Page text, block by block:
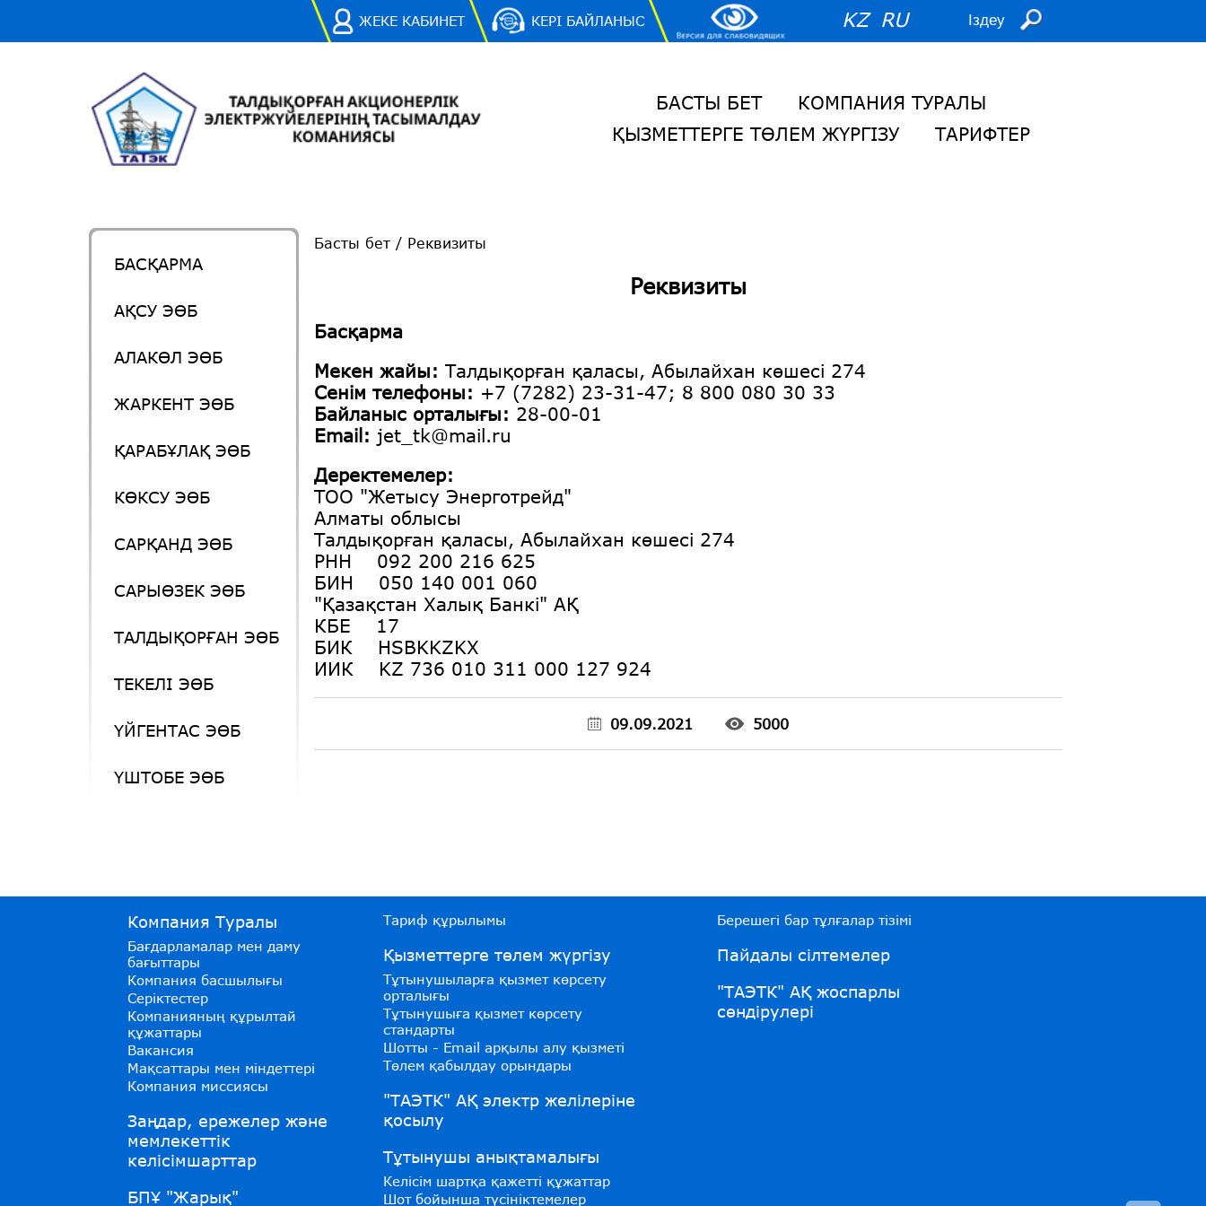
ЖЕКЕ КАБИНЕТ КЕРІ БАЙЛАНЫС KZ RU
БАСТЫ БЕТ
КОМПАНИЯ ТУРАЛЫ
ҚЫЗМЕТТЕРГЕ ТӨЛЕМ ЖҮРГІЗУ
ТАРИФТЕР
БАСҚАРМА
АҚСУ ЭӨБ
АЛАКӨЛ ЭӨБ
ЖАРКЕНТ ЭӨБ
ҚАРАБҰЛАҚ ЭӨБ
КӨКСУ ЭӨБ
САРҚАНД ЭӨБ
САРЫӨЗЕК ЭӨБ
ТАЛДЫҚОРҒАН ЭӨБ
ТЕКЕЛІ ЭӨБ
ҮЙГЕНТАС ЭӨБ
ҮШТОБЕ ЭӨБ
Басты бет / Реквизиты
Реквизиты
Басқарма
Мекен жайы: Талдықорған қаласы, Абылайхан көшесі 274
Сенім телефоны: +7 (7282) 23-31-47; 8 800 080 30 33
Байланыс орталығы: 28-00-01
Email: jet_tk@mail.ru
Деректемелер:
ТОО "Жетысу Энерготрейд"
Алматы облысы
Талдықорған қаласы, Абылайхан көшесі 274
РНН 092 200 216 625
БИН 050 140 001 060
"Қазақстан Халық Банкі" АҚ
КБЕ 17
БИК HSBKKZKX
ИИК KZ 736 010 311 000 127 924
09.09.2021 5000
Компания Туралы
Бағдарламалар мен даму
бағыттары
Компания басшылығы
Серіктестер
Компанияның құрылтай
құжаттары
Вакансия
Мақсаттары мен міндеттері
Компания миссиясы
Заңдар, ережелер және
мемлекеттік
келісімшарттар
БПҰ "Жарық"
Тариф құрылымы
Қызметтерге төлем жүргізу
Тұтынушыларға қызмет көрсету
орталығы
Тұтынушыға қызмет көрсету
стандарты
Шотты - Email арқылы алу қызметі
Төлем қабылдау орындары
"ТАЭТК" АҚ электр желілеріне
қосылу
Тұтынушы анықтамалығы
Келісім шартқа қажетті құжаттар
Шот бойынша түсініктемелер
Берешегі бар тұлғалар тізімі
Пайдалы сілтемелер
"ТАЭТК" АҚ жоспарлы
сөндірулері